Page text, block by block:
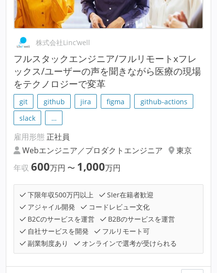
株式会社Linc’well
フルスタックエンジニア/フルリモートxフレ
ックス/ユーザーの声を聞きながら医療の現場
をテクノロジーで変革
git github jira figma
github-actions
slack
…
雇用形態 正社員
Webエンジニア／プロダクトエンジニア
東京
年収 600万円 〜 1,000万円
下限年収500万円以上
SIer在籍者歓迎
アジャイル開発
コードレビュー文化
B2Cのサービスを運営
B2Bのサービスを運営
自社サービスを開発
フルリモート可
副業制度あり
オンラインで選考が受けられる